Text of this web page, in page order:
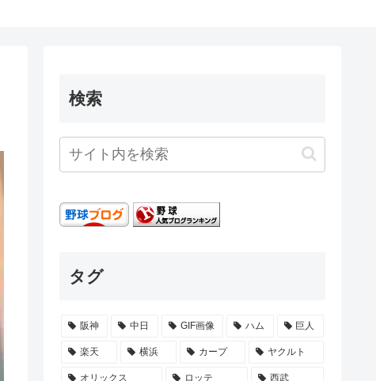
検索
タグ
阪神 中日 GIF画像 ハム 巨人
楽天 横浜 カープ ヤクルト
オリックス ロッテ 西武